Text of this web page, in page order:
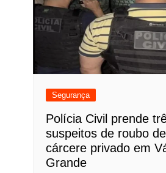
Segurança
Polícia Civil prende
suspeitos de roubo
cárcere privado em
Grande